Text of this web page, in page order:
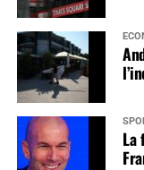
La